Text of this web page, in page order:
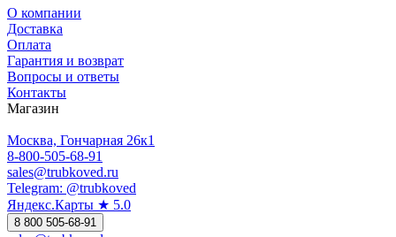
О компании
Доставка
Оплата
Гарантия и возврат
Вопросы и ответы
Контакты
Магазин
Москва, Гончарная 26к1
8-800-505-68-91
sales@trubkoved.ru
Telegram: @trubkoved
Яндекс.Карты ★ 5.0
8 800 505-68-91